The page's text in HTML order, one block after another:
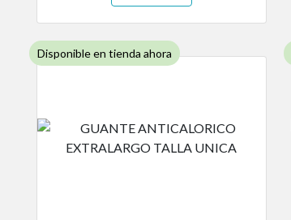
Disponible en tienda ahora